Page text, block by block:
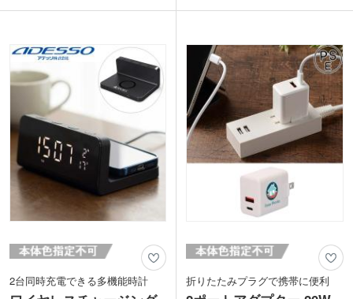
す。今や必需品のスマホ充電に重宝する
マホスタンド機能付きで、外出時にスマ
能です。特にフルカラー印刷は範囲が広
く、イラストや写真なども印刷できるの
でオリジナルグッズ制作におすすめで
す。
2台同時充電できる多機能時計 折りたたみプラグで携帯に便利